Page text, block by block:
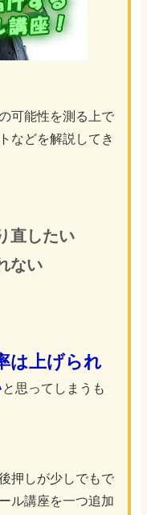
可能性を測る上で
などを解説してき
直したい
ない
は上げられ
と思ってしまうも
押しが少しでもで
ル講座を一つ追加